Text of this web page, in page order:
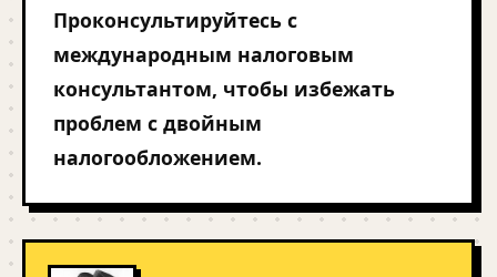
Проконсультируйтесь с
международным налоговым
консультантом, чтобы избежать
проблем с двойным
налогообложением.